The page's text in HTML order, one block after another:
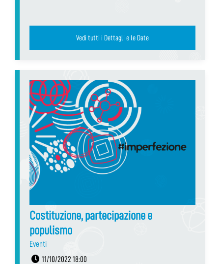
Vedi tutti i Dettagli e le Date
Costituzione, partecipazione e
populismo
Eventi
11/10/2022 18:00